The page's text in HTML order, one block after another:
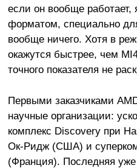
если он вообще работает,
форматом, специально
вообще ничего. Хотя в
окажутся быстрее, чем
точного показателя не
Первыми заказчиками
научные организации:
комплекс Discovery при
Ок-Ридж (США) и
(Франция). Последняя